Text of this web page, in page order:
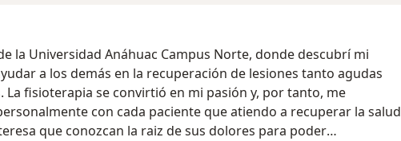
la Universidad Anáhuac Campus Norte, donde descubrí mi
a los demás en la recuperación de lesiones tanto agudas
La fisioterapia se convirtió en mi pasión y, por tanto, me
con cada paciente que atiendo a recuperar la salud
que conozcan la raiz de sus dolores para poder